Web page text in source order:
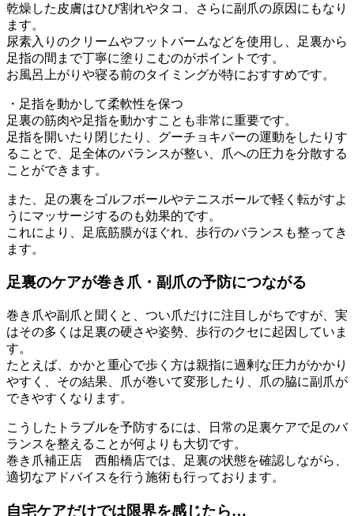
乾燥した皮膚はひび割れやタコ、さらに副爪の原因にもなり
ます。
尿素入りのクリームやフットバームなどを使用し、足裏から
足指の間まで丁寧に塗りこむのがポイントです。
お風呂上がりや寝る前のタイミングが特におすすめです。
・足指を動かして柔軟性を保つ
足裏の筋肉や足指を動かすことも非常に重要です。
足指を開いたり閉じたり、グーチョキパーの運動をしたりす
ることで、足全体のバランスが整い、爪への圧力を分散する
ことができます。
また、足の裏をゴルフボールやテニスボールで軽く転がすよ
うにマッサージするのも効果的です。
これにより、足底筋膜がほぐれ、歩行のバランスも整ってき
ます。
足裏のケアが巻き爪・副爪の予防につながる
巻き爪や副爪と聞くと、つい爪だけに注目しがちですが、実
はその多くは足裏の硬さや姿勢、歩行のクセに起因していま
す。
たとえば、かかと重心で歩く方は親指に過剰な圧力がかかり
やすく、その結果、爪が巻いて変形したり、爪の脇に副爪が
できやすくなります。
こうしたトラブルを予防するには、日常の足裏ケアで足のバ
ランスを整えることが何よりも大切です。
巻き爪補正店 西船橋店では、足裏の状態を確認しながら、
適切なアドバイスを行う施術も行っております。
自宅ケアだけでは限界を感じたら…